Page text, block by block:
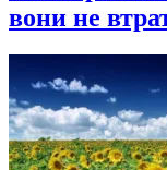
вони не